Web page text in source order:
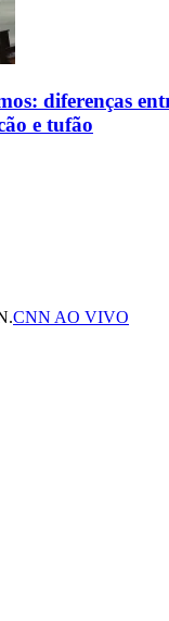
diferenças
e tufão
CNN AO VIVO